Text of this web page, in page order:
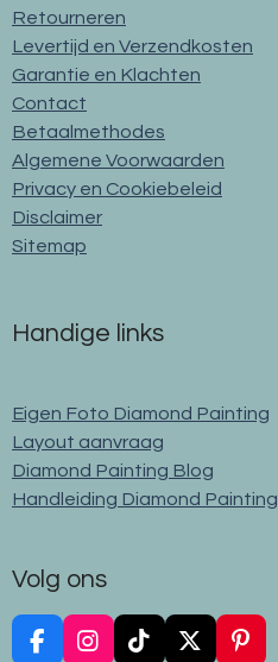
Retourneren
Levertijd en Verzendkosten
Garantie en Klachten
Contact
Betaalmethodes
Algemene Voorwaarden
Privacy en Cookiebeleid
Disclaimer
Sitemap
Handige links
Eigen Foto Diamond Painting
Layout aanvraag
Diamond Painting Blog
Handleiding Diamond Painting
Volg ons
F
I
T
X
P